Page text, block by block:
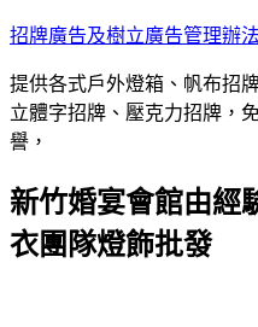
跳
主
要
內
招牌廣告及樹立廣告管理辦
提供各式戶外燈箱、帆布招
立體字招牌、壓克力招牌，
譽，
新竹婚宴會館由經
衣團隊燈飾批發